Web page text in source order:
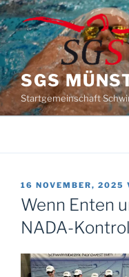
Zum
Inhalt
springen
SGS
Startgemeinschaft
VERÖFFENTLICHT
AM
16 NOVEMBER, 2025
Wenn Enten
NADA-